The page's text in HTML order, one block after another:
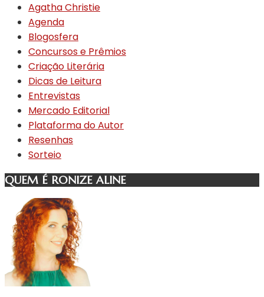
Agatha Christie
Agenda
Blogosfera
Concursos e Prêmios
Criação Literária
Dicas de Leitura
Entrevistas
Mercado Editorial
Plataforma do Autor
Resenhas
Sorteio
QUEM É RONIZE ALINE